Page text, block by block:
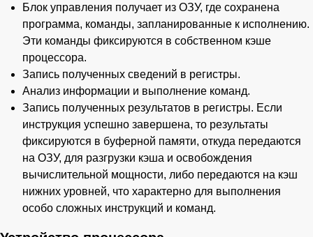
Блок управления получает из ОЗУ, где сохранена
программа, команды, запланированные к исполнению.
Эти команды фиксируются в собственном кэше
процессора.
Запись полученных сведений в регистры.
Анализ информации и выполнение команд.
Запись полученных результатов в регистры. Если
инструкция успешно завершена, то результаты
фиксируются в буферной памяти, откуда передаются
на ОЗУ, для разгрузки кэша и освобождения
вычислительной мощности, либо передаются на кэш
нижних уровней, что характерно для выполнения
особо сложных инструкций и команд.